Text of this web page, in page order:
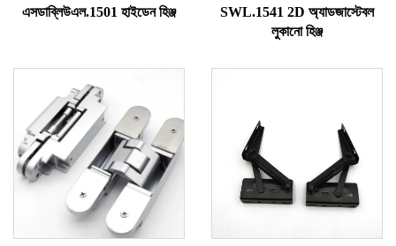
এসডাব্লিউএল.1501 হাইডেন হিঞ্জ
SWL.1541 2D অ্যাডজাস্টেবল
লুকানো হিঞ্জ